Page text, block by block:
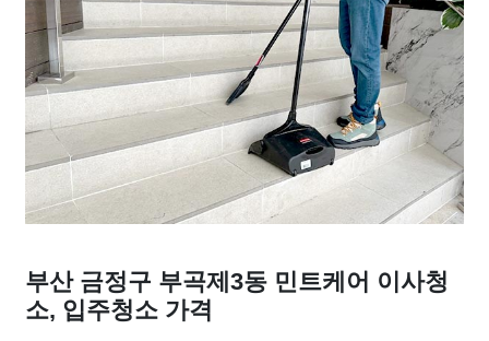
부산 금정구 부곡제3동 민트케어 이사청
소, 입주청소 가격